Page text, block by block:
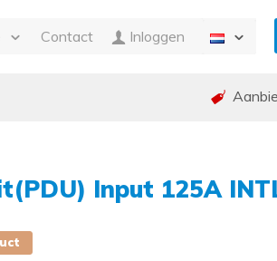
en garantie (RMA)
Contact Inloggen
Input 125A